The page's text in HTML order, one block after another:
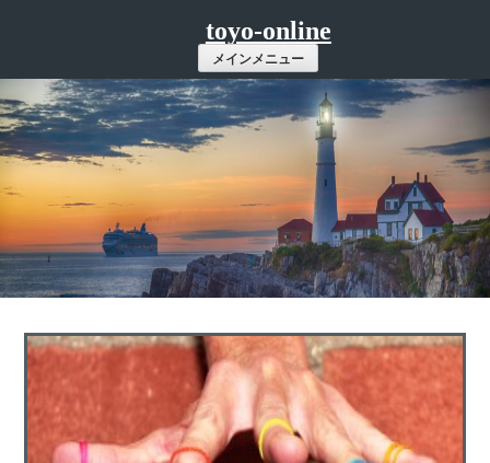
ツ
へ
ス
キ
ッ
プ
toyo-online
メインメニュー